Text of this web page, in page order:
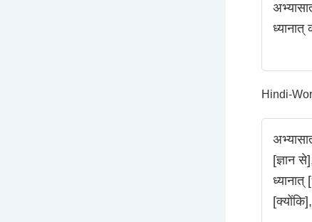
ध्यानात्‌
Hindi-
[ज्ञान